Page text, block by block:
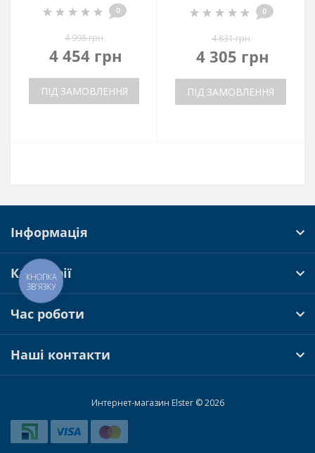
0
4 998 грн
4 454 грн
ПІД ЗАМОВЛЕННЯ
0
4 831 грн
4 305 грн
ПІД ЗАМОВЛЕННЯ
Інформація
Категорії
Час роботи
Наші контакти
Интернет-магазин Elster © 2026
КНОПКА
ЗВ'ЯЗКУ